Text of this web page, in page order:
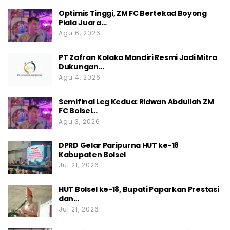
Optimis Tinggi, ZM FC Bertekad Boyong
Piala Juara…
Agu 6, 2026
PT Zafran Kolaka Mandiri Resmi Jadi Mitra
Dukungan…
Agu 4, 2026
Semifinal Leg Kedua: Ridwan Abdullah ZM
FC Bolsel…
Agu 3, 2026
DPRD Gelar Paripurna HUT ke-18
Kabupaten Bolsel
Jul 21, 2026
HUT Bolsel ke-18, Bupati Paparkan Prestasi
dan…
Jul 21, 2026